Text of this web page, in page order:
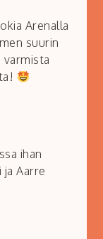
Arenalla
suurin
varmista
ihan
ja Aarre